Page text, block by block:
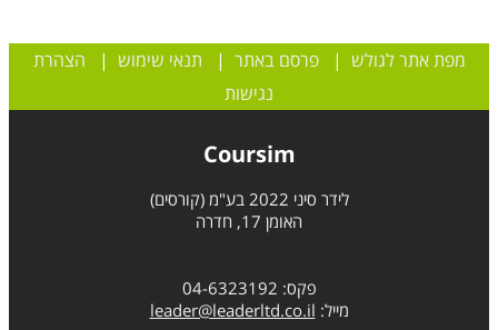
מפת אתר לגולש |פרסם באתר | תנאי שימוש | הצהרת
נגישות
Coursim
לידר סיני 2022 בע"מ (קורסים)
האומן 17, חדרה
פקס: 04-6323192
מייל: leader@leaderltd.co.il